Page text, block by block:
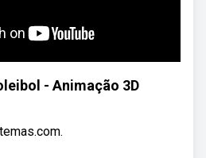
- Animação 3D